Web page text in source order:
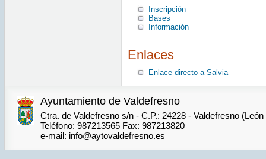
Inscripción
Bases
Información
Enlaces
Enlace directo a Salvia
Ayuntamiento de Valdefresno
Ctra. de Valdefresno s/n - C.P.: 24228 - Valdefresno
Teléfono: 987213565 Fax: 987213820
e-mail: info@aytovaldefresno.es